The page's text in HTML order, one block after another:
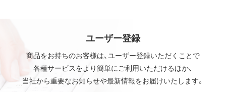
ユーザー登録
商品をお持ちのお客様は、ユーザー登録いただくことで
各種サービスをより簡単にご利用いただけるほか、
当社から重要なお知らせや最新情報をお届けいたします。